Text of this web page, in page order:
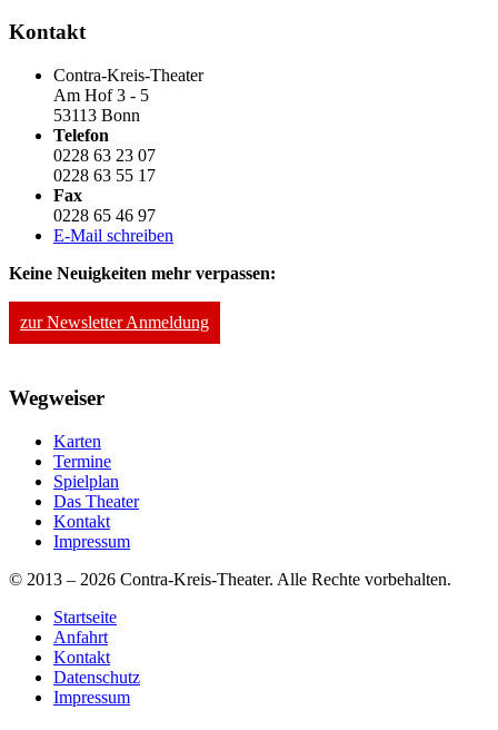
Kontakt
Contra-Kreis-Theater
Am Hof 3 - 5
53113 Bonn
Telefon
0228 63 23 07
0228 63 55 17
Fax
0228 65 46 97
E-Mail schreiben
Keine Neuigkeiten mehr verpassen:
zur Newsletter Anmeldung
Wegweiser
Karten
Termine
Spielplan
Das Theater
Kontakt
Impressum
© 2013 – 2026 Contra-Kreis-Theater. Alle Rechte vorbehalten.
Startseite
Anfahrt
Kontakt
Datenschutz
Impressum